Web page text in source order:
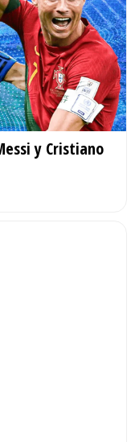
y Cristiano